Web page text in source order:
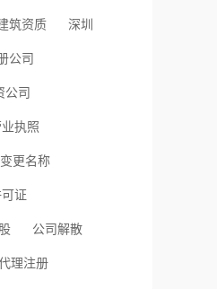
筑资质
深圳
公司
公司
执照
变更名称
证
公司解散
理注册